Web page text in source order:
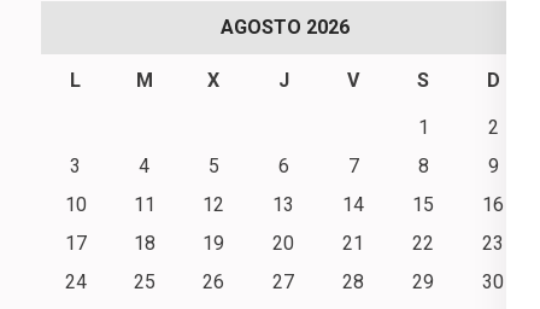
AGOSTO 2026
L M X J V S D
1
2
3
4 5 6 7 8
9
10
11 12 13 14 15
16
17
18 19 20 21 22
23
24
25 26 27 28 29
30